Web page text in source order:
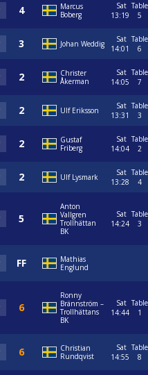
Marcus
Boberg
Sat
13:19
Table
5
Johan Weddig
Sat
14:01
Table
6
Christer
Åkerman
Sat
14:05
Table
7
Ulf Eriksson
Sat
13:31
Table
3
Gustaf
Friberg
Sat
14:04
Table
2
Ulf Lysmark
Sat
13:28
Table
4
Anton
Vallgren
Trollhättan
BK
Sat
14:24
Table
3
Mathias
Englund
Ronny
Brännström –
Trollhättans
BK
Sat
14:44
Table
1
Christian
Rundqvist
Sat
14:55
Table
8